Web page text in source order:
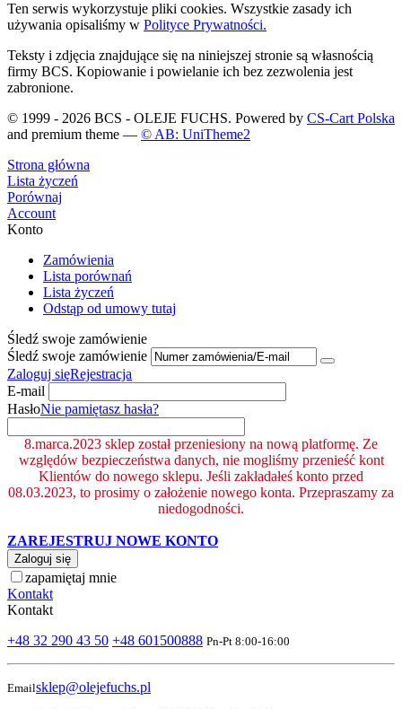
Ten serwis wykorzystuje pliki cookies. Wszystkie zasady ich
używania opisaliśmy w Polityce Prywatności.
Teksty i zdjęcia znajdujące się na niniejszej stronie są własnością
firmy BCS. Kopiowanie i powielanie ich bez zezwolenia jest
zabronione.
© 1999 - 2026 BCS - OLEJE FUCHS. Powered by CS-Cart Polska
and premium theme — © AB: UniTheme2
Strona główna
Lista życzeń
Porównaj
Account
Konto
Zamówienia
Lista porównań
Lista życzeń
Odstąp od umowy tutaj
Śledź swoje zamówienie
Śledź swoje zamówienie
Zaloguj sięRejestracja
E-mail
HasłoNie pamiętasz hasła?
8.marca.2023 sklep został przeniesiony na nową platformę. Ze
względów bezpieczeństwa danych, nie mogliśmy przenieść kont
Klientów do nowego sklepu. Jeśli zakładałeś konto przed
08.03.2023, to prosimy o założenie nowego konta. Przepraszamy za
niedogodności.
ZAREJESTRUJ NOWE KONTO
Zaloguj się
zapamiętaj mnie
Kontakt
Kontakt
+48 32 290 43 50 +48 601500888 Pn-Pt 8:00-16:00
Emailsklep@olejefuchs.pl